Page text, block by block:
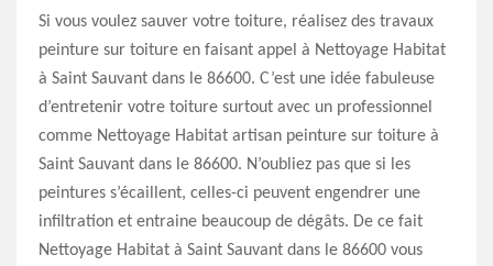
Si vous voulez sauver votre toiture, réalisez des travaux
peinture sur toiture en faisant appel à Nettoyage Habitat
à Saint Sauvant dans le 86600. C’est une idée fabuleuse
d’entretenir votre toiture surtout avec un professionnel
comme Nettoyage Habitat artisan peinture sur toiture à
Saint Sauvant dans le 86600. N’oubliez pas que si les
peintures s’écaillent, celles-ci peuvent engendrer une
infiltration et entraine beaucoup de dégâts. De ce fait
Nettoyage Habitat à Saint Sauvant dans le 86600 vous